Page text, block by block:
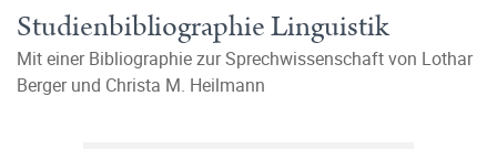
Studienbibliographie Linguistik
Mit einer Bibliographie zur Sprechwissenschaft von Lothar
Berger und Christa M. Heilmann